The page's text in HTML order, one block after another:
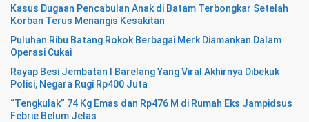
Kasus Dugaan Pencabulan Anak di Batam Terbongkar Setelah
Korban Terus Menangis Kesakitan
Puluhan Ribu Batang Rokok Berbagai Merk Diamankan Dalam
Operasi Cukai
Rayap Besi Jembatan I Barelang Yang Viral Akhirnya Dibekuk
Polisi, Negara Rugi Rp400 Juta
“Tengkulak” 74 Kg Emas dan Rp476 M di Rumah Eks Jampidsus
Febrie Belum Jelas